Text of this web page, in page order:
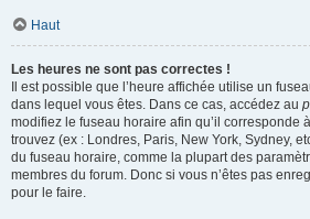
Haut
Les heures ne sont pas correctes !
Il est possible que l’heure affichée utilise un
dans lequel vous êtes. Dans ce cas, accédez au
modifiez le fuseau horaire afin qu’il corresponde
trouvez (ex : Londres, Paris, New York, Sydney,
du fuseau horaire, comme la plupart des
membres du forum. Donc si vous n’êtes pas
pour le faire.